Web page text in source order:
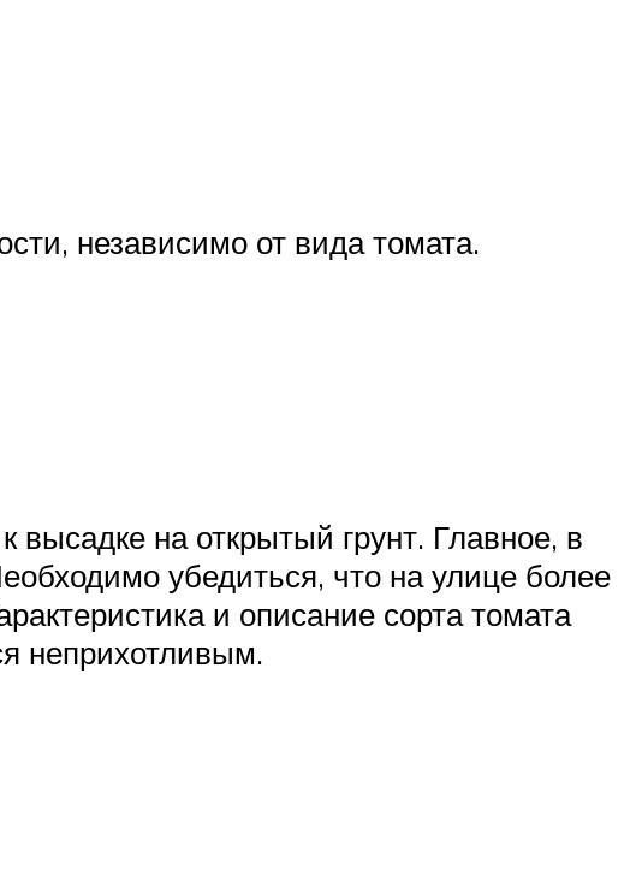
независимо от вида томата.
высадке на открытый грунт. Главное, в
убедиться, что на улице более
и описание сорта томата
неприхотливым.